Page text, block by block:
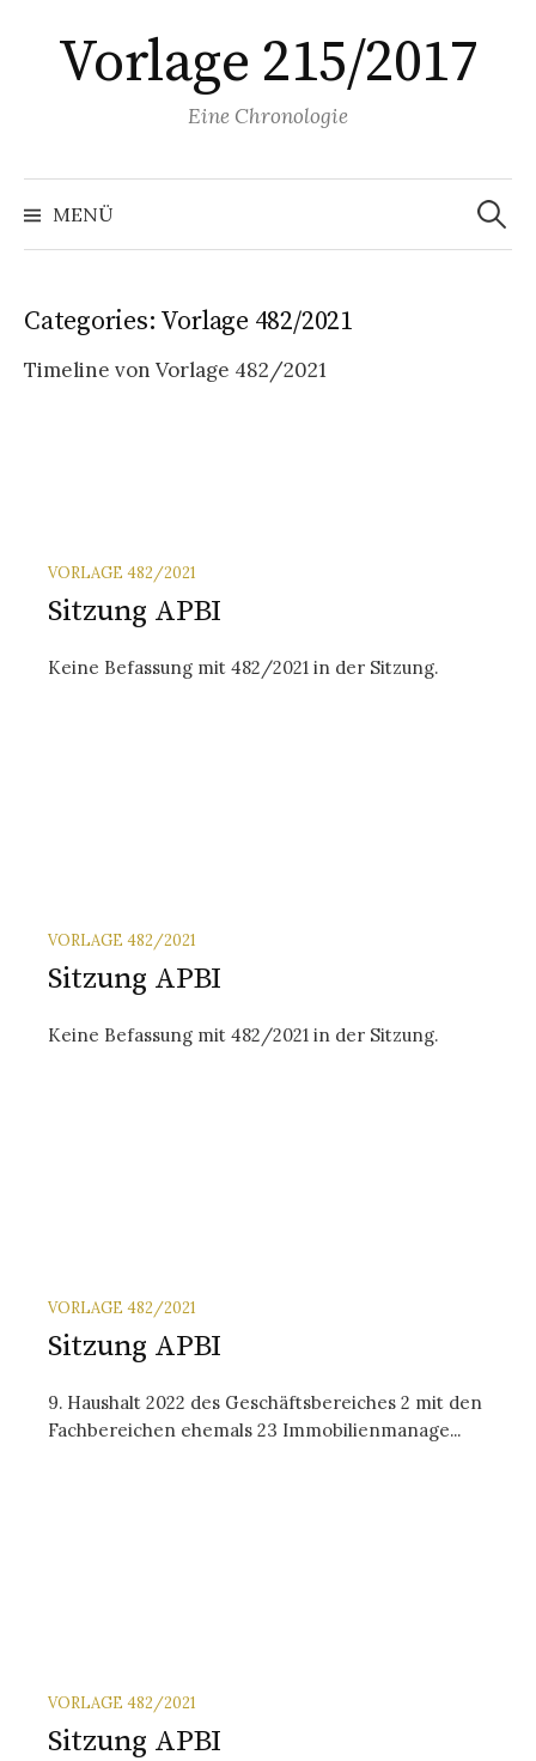
zum
InhaltVorlage 215/2017
Eine Chronologie
MENÜ
Suchen
nach:
Categories: Vorlage 482/2021
Timeline von Vorlage 482/2021
VORLAGE 482/2021
Sitzung APBI
Keine Befassung mit 482/2021 in der Sitzung.
VORLAGE 482/2021
Sitzung APBI
Keine Befassung mit 482/2021 in der Sitzung.
VORLAGE 482/2021
Sitzung APBI
9. Haus­halt 2022 des Ge­schäfts­be­reiches 2 mit den
Fach­be­reichen ehe­mals 23 Im­mo­bi­lien­ma­na­ge­...
VORLAGE 482/2021
Sitzung APBI